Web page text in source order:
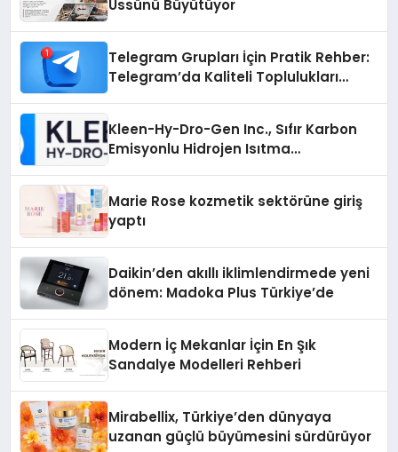
Üssünü Büyütüyor
Telegram Grupları İçin Pratik Rehber:
Telegram’da Kaliteli Toplulukları
Kleen-Hy-Dro-Gen Inc., Sıfır Karbon
Emisyonlu Hidrojen Isıtma
Marie Rose kozmetik sektörüne giriş
yaptı
Daikin’den akıllı iklimlendirmede yeni
dönem: Madoka Plus Türkiye’de
Modern İç Mekanlar İçin En Şık
Sandalye Modelleri Rehberi
Mirabellix, Türkiye’den dünyaya
uzanan güçlü büyümesini sürdürüyor